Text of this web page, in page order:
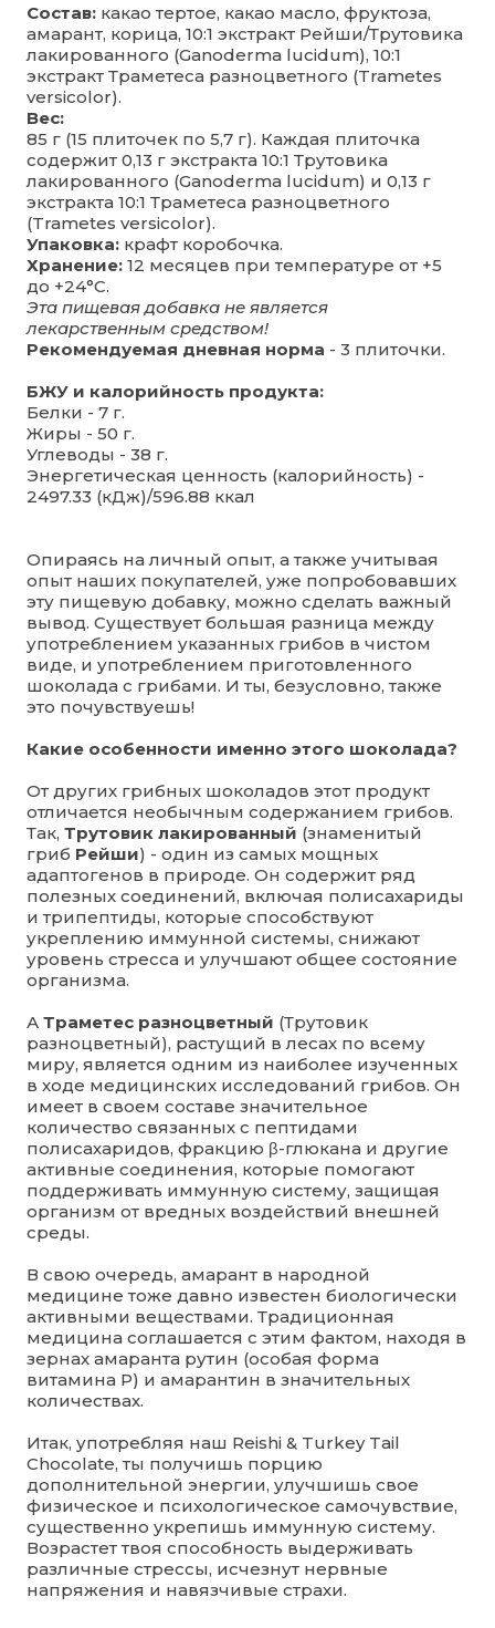
Состав: какао тертое, какао масло, фруктоза,
амарант, корица, 10:1 экстракт Рейши/Трутовика
лакированного (Ganoderma lucidum), 10:1
экстракт Траметеса разноцветного (Trametes
versicolor).
Вес:
85 г (15 плиточек по 5,7 г). Каждая плиточка
содержит 0,13 г экстракта 10:1 Трутовика
лакированного (Ganoderma lucidum) и 0,13 г
экстракта 10:1 Траметеса разноцветного
(Trametes versicolor).
Упаковка: крафт коробочка.
Хранение: 12 месяцев при температуре от +5
до +24°C.
Эта пищевая добавка не является
лекарственным средством!
Рекомендуемая дневная норма - 3 плиточки.
БЖУ и калорийность продукта:
Белки - 7 г.
Жиры - 50 г.
Углеводы - 38 г.
Энергетическая ценность (калорийность) -
2497.33 (кДж)/596.88 ккал
Опираясь на личный опыт, а также учитывая
опыт наших покупателей, уже попробовавших
эту пищевую добавку, можно сделать важный
вывод. Существует большая разница между
употреблением указанных грибов в чистом
виде, и употреблением приготовленного
шоколада с грибами. И ты, безусловно, также
это почувствуешь!
Какие особенности именно этого шоколада?
От других грибных шоколадов этот продукт
отличается необычным содержанием грибов.
Так, Трутовик лакированный (знаменитый
гриб Рейши) - один из самых мощных
адаптогенов в природе. Он содержит ряд
полезных соединений, включая полисахариды
и трипептиды, которые способствуют
укреплению иммунной системы, снижают
уровень стресса и улучшают общее состояние
организма.
А Траметес разноцветный (Трутовик
разноцветный), растущий в лесах по всему
миру, является одним из наиболее изученных
в ходе медицинских исследований грибов. Он
имеет в своем составе значительное
количество связанных с пептидами
полисахаридов, фракцию β-глюкана и другие
активные соединения, которые помогают
поддерживать иммунную систему, защищая
организм от вредных воздействий внешней
среды.
В свою очередь, амарант в народной
медицине тоже давно известен биологически
активными веществами. Традиционная
медицина соглашается с этим фактом, находя в
зернах амаранта рутин (особая форма
витамина Р) и амарантин в значительных
количествах.
Итак, употребляя наш Reishi & Turkey Tail
Chocolate, ты получишь порцию
дополнительной энергии, улучшишь свое
физическое и психологическое самочувствие,
существенно укрепишь иммунную систему.
Возрастет твоя способность выдерживать
различные стрессы, исчезнут нервные
напряжения и навязчивые страхи.